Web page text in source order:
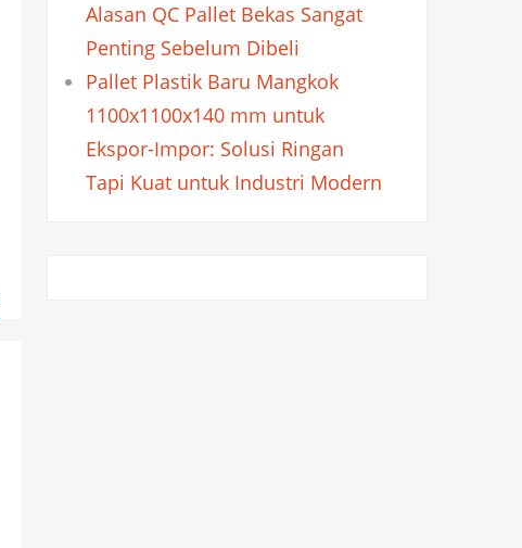
Alasan QC Pallet Bekas Sangat
Penting Sebelum Dibeli
Pallet Plastik Baru Mangkok
1100x1100x140 mm untuk
Ekspor-Impor: Solusi Ringan
Tapi Kuat untuk Industri Modern